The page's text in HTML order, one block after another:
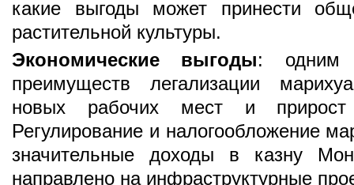
какие выгоды может принести
растительной культуры.
Экономические выгоды: одним
преимуществ легализации
новых рабочих мест и
Регулирование и налогообложение
значительные доходы в казну
направлено на инфраструктурные